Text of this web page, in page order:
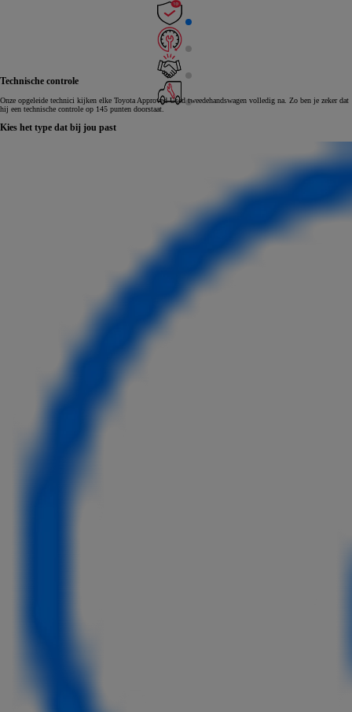
Technische controle
Onze opgeleide technici kijken elke Toyota Approved Used tweedehandswagen volledig na. Zo ben je zeker dat
hij een technische controle op 145 punten doorstaat.
Kies het type dat bij jou past